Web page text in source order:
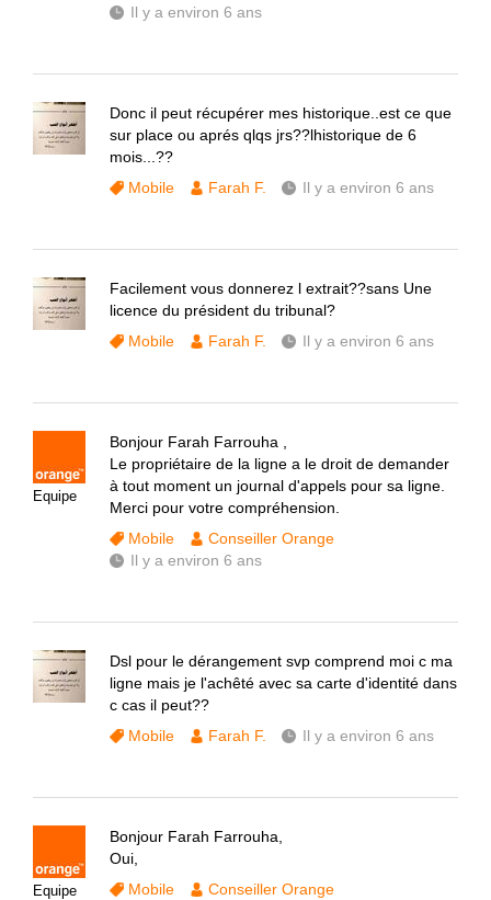
Il y a environ 6 ans
Donc il peut récupérer mes historique..est ce que
sur place ou aprés qlqs jrs??lhistorique de 6
mois...??
Mobile
Farah F. Il y a environ 6 ans
Facilement vous donnerez l extrait??sans Une
licence du président du tribunal?
Mobile
Farah F. Il y a environ 6 ans
Equipe
Bonjour Farah Farrouha ,
Le propriétaire de la ligne a le droit de demander
à tout moment un journal d'appels pour sa ligne.
Merci pour votre compréhension.
Mobile
Conseiller Orange
Il y a environ 6 ans
Dsl pour le dérangement svp comprend moi c ma
ligne mais je l'achêté avec sa carte d'identité dans
c cas il peut??
Mobile
Farah F. Il y a environ 6 ans
Equipe
Bonjour Farah Farrouha,
Oui,
Mobile
Conseiller Orange